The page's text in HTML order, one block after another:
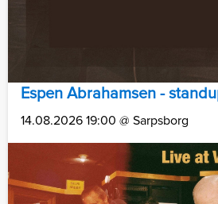
Espen Abrahamsen -
14.08.2026 19:00 @ Sarpsborg